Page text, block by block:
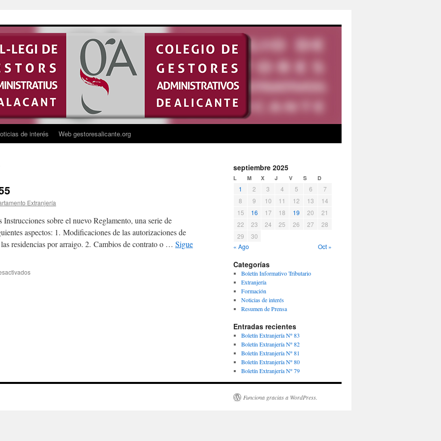
de interés Web gestoresalicante.org
Extranjería
sobre el nuevo Reglamento, una serie de
aspectos: 1. Modificaciones de las autorizaciones de
residencias por arraigo. 2. Cambios de contrato o … Sigue
en
septiembre 2025
L M X J V S D
1 2 3 4 5 6
7
8
9 10 11 12 13
14
15
16 17 18 19 20
21
22
23 24 25 26 27
28
29
30
« Ago
Oct »
Categorías
Boletín Informativo Tributario
Extranjería
Formación
Noticias de interés
Resumen de Prensa
Entradas recientes
Boletín Extranjería Nº 83
Boletín Extranjería Nº 82
Boletín Extranjería Nº 81
Boletín Extranjería Nº 80
Boletín Extranjería Nº 79
Funciona gracias a WordPress.